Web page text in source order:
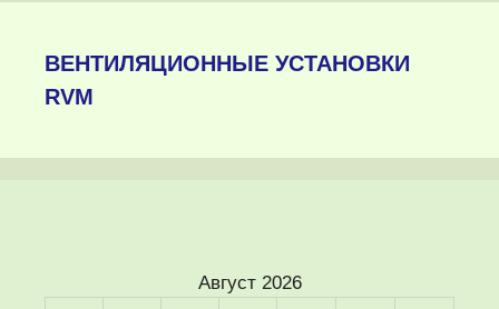
ВЕНТИЛЯЦИОННЫЕ УСТАНОВКИ
RVM
Август 2026